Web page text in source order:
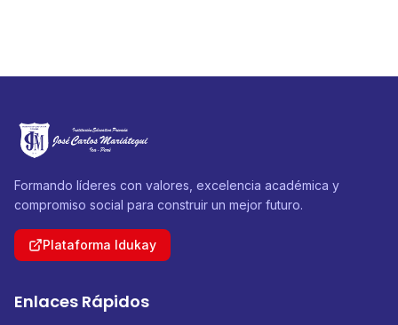
Formando líderes con valores, excelencia académica y
compromiso social para construir un mejor futuro.
Plataforma Idukay
Enlaces Rápidos